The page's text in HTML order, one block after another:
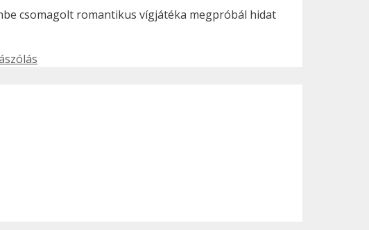
csomagolt romantikus vígjátéka megpróbál hidat